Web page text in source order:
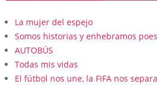
La mujer del espejo
Somos historias y enhebramos
AUTOBÚS
Todas mis vidas
El fútbol nos une, la FIFA nos separa